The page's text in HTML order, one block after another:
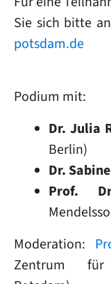
Sie sich bitte
potsdam.de
Podium mit:
Dr. Julia
Berlin)
Dr.
Prof.
Moderation:
Zentrum für